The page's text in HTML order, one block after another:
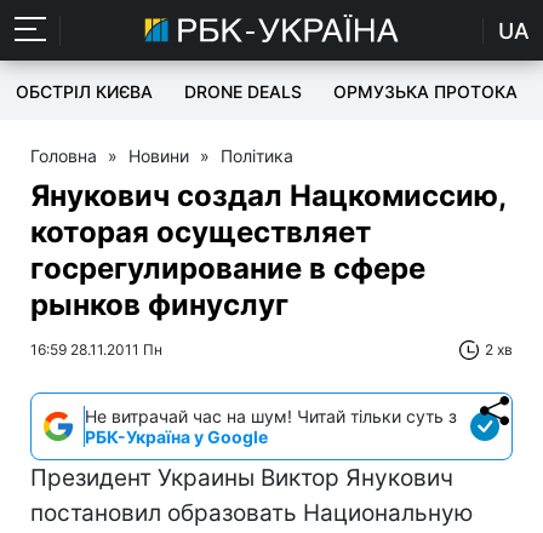
UA
ОБСТРІЛ КИЄВА DRONE DEALS ОРМУЗЬКА ПРОТОКА
Головна » Новини » Політика
Янукович создал Нацкомиссию,
которая осуществляет
госрегулирование в сфере
рынков финуслуг
16:59 28.11.2011 Пн 2 хв
Не витрачай час на шум! Читай тільки суть з
РБК-Україна у Google
Президент Украины Виктор Янукович
постановил образовать Национальную